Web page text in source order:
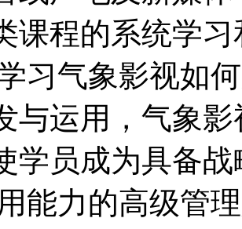
课程的系统学
习气象影视如
与运用，气象
学员成为具备
能力的高级管